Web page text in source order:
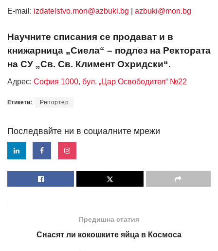
Е-mail: izdatelstvo.mon@azbuki.bg azbuki@mon.bg
Научните списания се продават и в
книжарница „Сиела“ – подлез на Ректората
на СУ „Св. Св. Климент Охридски“.
Адрес: София 1000, бул. „Цар Освободител“ №22
Етикети: Репортер
Последвайте ни в социалните мрежи
Предишна статия
Снасят ли кокошките яйца в Космоса